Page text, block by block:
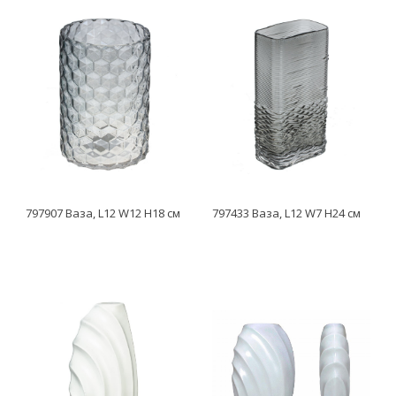
797907 Ваза, L12 W12 H18 см 797433 Ваза, L12 W7 H24 см